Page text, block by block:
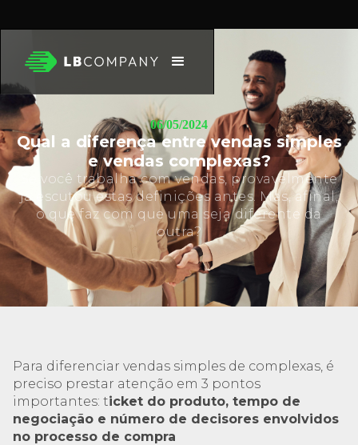
06/05/2024
Qual a diferença entre vendas simples
e vendas complexas?
Se você trabalha com vendas, provavelmente
já escutou estas definições antes. Mas, afinal,
o que faz com que uma seja diferente da
outra?
Para diferenciar vendas simples de complexas, é
preciso prestar atenção em 3 pontos
importantes: ticket do produto, tempo de
negociação e número de decisores envolvidos
no processo de compra